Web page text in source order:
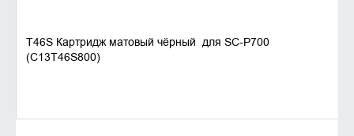
T46S Картридж матовый чёрный для SC-P700
(C13T46S800)